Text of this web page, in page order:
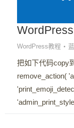
WordPress教程
把如下代码copy
remove_action(